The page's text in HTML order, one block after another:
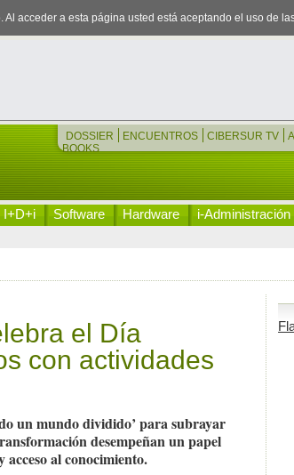
acceder a esta página usted está aceptando el uso de
DOSSIER ENCUENTROS CIBERSUR TV
BOOKS
I+D+i Software Hardware i-Administración
el Día
con actividades
un mundo dividido’ para subrayar
desempeñan un papel
al conocimiento.